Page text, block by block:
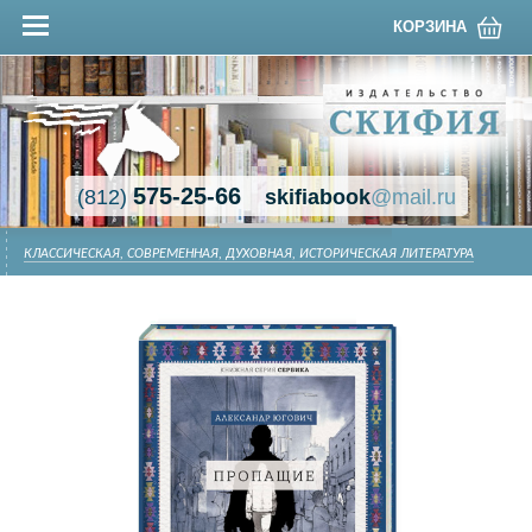
КОРЗИНА
(812)575-25-66 skifiabook@mail.ru
КЛАССИЧЕСКАЯ, СОВРЕМЕННАЯ, ДУХОВНАЯ, ИСТОРИЧЕСКАЯ ЛИТЕРАТУРА